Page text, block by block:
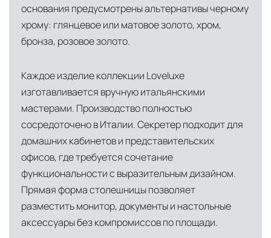
Условия доставки по Москве и Московской
области
Для клиентов Москвы и МО предусмотрены
Доставка до адреса
товара от нашего склада непосредственно к
месту назначения с соблюдением сроков
Профессиональная выгрузка—
квалифицированные грузчики
осуществляют разгрузку с применением
специального оборудования и техники
Подъём на этажи— доставка мебели и
дверных блоков в квартиры и офисы с
основания предусмотрены альтернативы черному
хрому: глянцевое или матовое золото, хром,
бронза, розовое золото.
Каждое изделие коллекции Loveluxe
изготавливается вручную итальянскими
мастерами. Производство полностью
сосредоточено в Италии. Секретер подходит для
домашних кабинетов и представительских
офисов, где требуется сочетание
функциональности с выразительным дизайном.
Прямая форма столешницы позволяет
разместить монитор, документы и настольные
аксессуары без компромиссов по площади.